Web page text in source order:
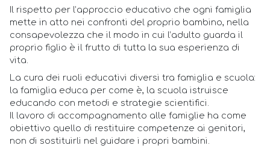
Il rispetto per l’approccio educativo che ogni famiglia
mette in atto nei confronti del proprio bambino, nella
consapevolezza che il modo in cui l’adulto guarda il
proprio figlio è il frutto di tutta la sua esperienza di
vita.
La cura dei ruoli educativi diversi tra famiglia e scuola:
la famiglia educa per come è, la scuola istruisce
educando con metodi e strategie scientifici.
Il lavoro di accompagnamento alle famiglie ha come
obiettivo quello di restituire competenze ai genitori,
non di sostituirli nel guidare i propri bambini.